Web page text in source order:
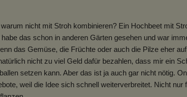
nicht mit Stroh kombinieren? Ein Hochbeet mit
das schon in anderen Gärten gesehen und war
das Gemüse, die Früchte oder auch die Pilze eher
nicht zu viel Geld dafür bezahlen, dass mir ein
setzen kann. Aber das ist ja auch gar nicht nötig.
weil die Idee sich schnell weiterverbreitet. Nicht nur